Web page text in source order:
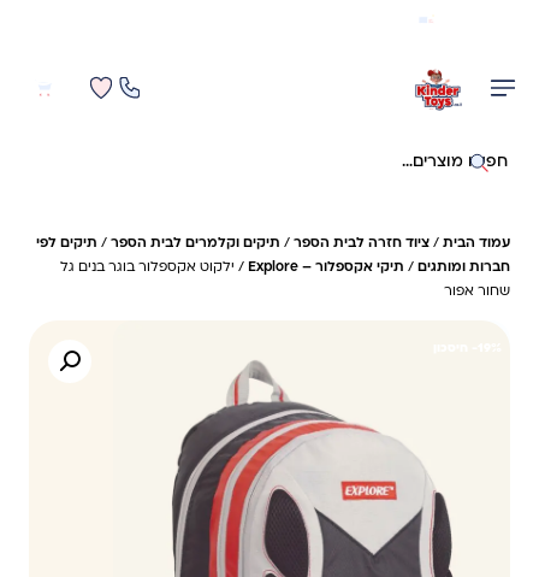
חיפוש באתר
עמוד הבית / ציוד חזרה לבית הספר / תיקים וקלמרים לבית הספר / תיקים לפי
חברות ומותגים / תיקי אקספלור – Explore
/ ילקוט אקספלור בוגר בנים גל
שחור אפור